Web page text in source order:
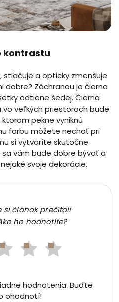
kontrastu
stlačuje a opticky zmenšuje
dobre? Záchranou je čierna
odtiene šedej. Čierna
vo veľkých priestoroch bude
pekne vyniknú
farbu môžete nechať pri
si vytvoríte skutočne
vám bude dobre bývať a
svoje dekorácie.
si článok prečítali
ho hodnotíte?
hodnotenia. Buďte
ohodnotí!